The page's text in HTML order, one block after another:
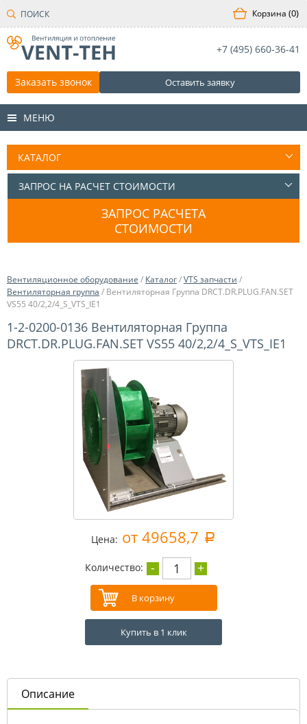
+7 (495) 660-36-41
Заказать звонок Оставить заявку
0
МЕНЮ
ЗАПРОС РАСЧЕТА
СТОИМОСТИ
Вентиляционное оборудование / Каталог/VTS запчасти /
Вентиляторная группа / Вентиляторная Группа DRCT.DR.PLUG.FAN.SET
VS55 40/2,2/4_S_VTS_IE1
1-2-0200-0136 Вентиляторная Группа
DRCT.DR.PLUG.FAN.SET VS55 40/2,2/4_S_VTS_IE1
Цена: от 49658,7 a
Количество: - 1 +
Купить в 1 клик
Описание